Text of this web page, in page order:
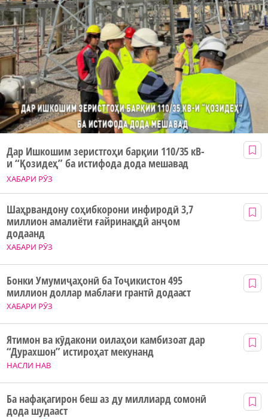
ХАБАРИ РӮЗ
Дар Ишкошим зеристгоҳи барқии 110/35 кВ-
и “Қозидеҳ” ба истифода дода мешавад
ХАБАРИ РӮЗ
Шаҳрвандону соҳибкорони инфиродӣ 3,7
миллион амалиёти ғайринақдӣ анҷом
додаанд
ХАБАРИ РӮЗ
Бонки Умумиҷаҳонӣ ба Тоҷикистон 495
миллион доллар маблағи грантӣ додааст
НАСЛИ НАВ
Ятимон ва кӯдакони оилаҳои камбизоат дар
“Дурахшон” истироҳат мекунанд
Ба нафақагирон беш аз ду миллиард сомонӣ
дода шудааст